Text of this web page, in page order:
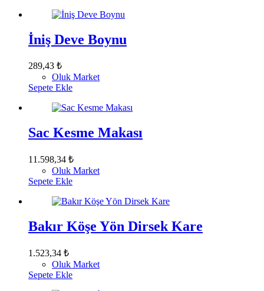
İniş Deve Boynu
289,43 ₺
Oluk Market
Sepete Ekle
Sac Kesme Makası
11.598,34 ₺
Oluk Market
Sepete Ekle
Bakır Köşe Yön Dirsek Kare
1.523,34 ₺
Oluk Market
Sepete Ekle